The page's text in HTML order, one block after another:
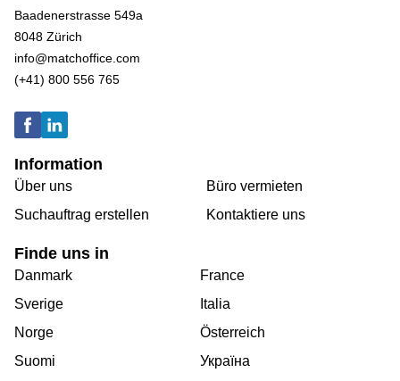
Baadenerstrasse 549a
8048 Zürich
info@matchoffice.com
(+41) 800 556 765
Information
Über uns
Suchauftrag erstellen
Büro vermieten
Kontaktiere uns
Finde uns in
Danmark
Sverige
Norge
Suomi
France
Italia
Österreich
Україна